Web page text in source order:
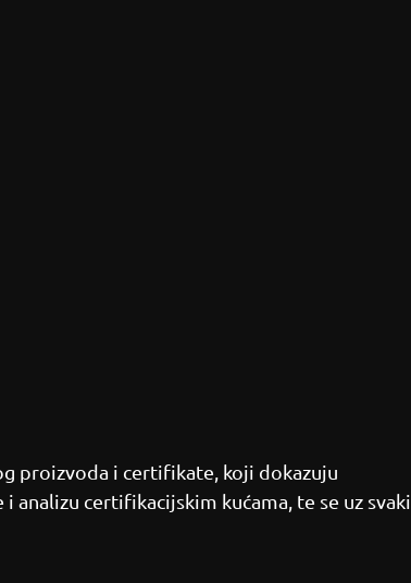
proizvoda i certifikate, koji dokazuju
certifikacijskim kućama, te se uz svaki